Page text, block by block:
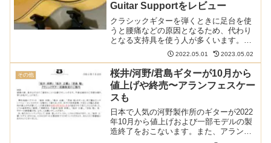
Guitar Supportをレビュー
クラシックギターを弾くときに足台を使
うと腰痛などの原因となるため、代わり
となる支持具を使う人が多くいます。し
かしながらその多くは吸盤や挟み込むこ
とでギターに固定するため、セラックな
どの弱い塗装の場合塗装を痛めるかもし
れません。SageWor...
2022.05.01 2023.05.02
その他
桜井/河野/君島ギターが10月から
値上げや終売〜アランフェスケー
スも
日本で人気の河野製作所のギターが2022
年10月から値上げおよび一部モデルの製
造終了をおこないます。また、アランフ
ェスケースやアランフェスギター、アル